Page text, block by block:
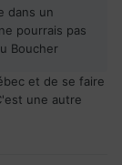
dans un
pourrais pas
Boucher
et de se faire
une autre